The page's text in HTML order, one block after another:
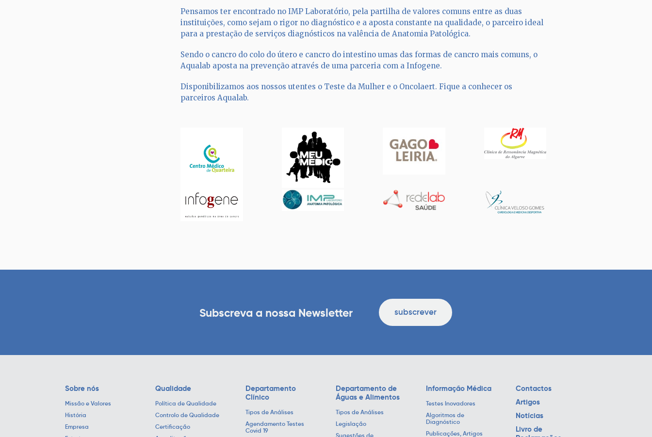
Pensamos ter encontrado no IMP Laboratório, pela partilha de valores comuns entre as duas
instituições, como sejam o rigor no diagnóstico e a aposta constante na qualidade, o parceiro ideal
para a prestação de serviços diagnósticos na valência de Anatomia Patológica.
Sendo o cancro do colo do útero e cancro do intestino umas das formas de cancro mais comuns, o
Aqualab aposta na prevenção através de uma parceria com a Infogene.
Disponibilizamos aos nossos utentes o Teste da Mulher e o Oncolaert. Fique a conhecer os
parceiros Aqualab.
Subscreva a nossa Newsletter subscrever
Sobre nós
Missão e Valores
História
Empresa
Qualidade
Política de Qualidade
Controlo de Qualidade
Certificação
Departamento
Clínico
Tipos de Análises
Agendamento Testes
Covid 19
Departamento de
Águas e Alimentos
Tipos de Análises
Legislação
Sugestões de
Informação Médica
Testes Inovadores
Algoritmos de
Diagnóstico
Publicações, Artigos
Contactos
Artigos
Notícias
Livro de